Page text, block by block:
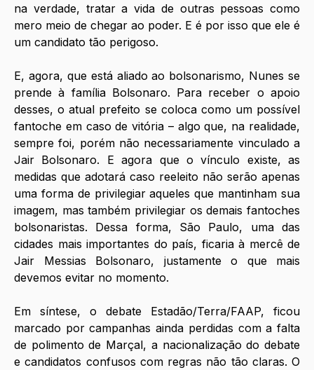
na verdade, tratar a vida de outras pessoas como
mero meio de chegar ao poder. E é por isso que ele é
um candidato tão perigoso.
E, agora, que está aliado ao bolsonarismo, Nunes se
prende à família Bolsonaro. Para receber o apoio
desses, o atual prefeito se coloca como um possível
fantoche em caso de vitória – algo que, na realidade,
sempre foi, porém não necessariamente vinculado a
Jair Bolsonaro. E agora que o vínculo existe, as
medidas que adotará caso reeleito não serão apenas
uma forma de privilegiar aqueles que mantinham sua
imagem, mas também privilegiar os demais fantoches
bolsonaristas. Dessa forma, São Paulo, uma das
cidades mais importantes do país, ficaria à mercê de
Jair Messias Bolsonaro, justamente o que mais
devemos evitar no momento.
Em síntese, o debate Estadão/Terra/FAAP, ficou
marcado por campanhas ainda perdidas com a falta
de polimento de Marçal, a nacionalização do debate
e candidatos confusos com regras não tão claras. O